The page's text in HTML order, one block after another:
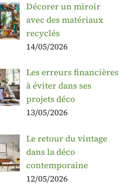
Décorer un miroir
avec des matériaux
recyclés
14/05/2026
Les erreurs financières
à éviter dans ses
projets déco
13/05/2026
Le retour du vintage
dans la déco
contemporaine
12/05/2026